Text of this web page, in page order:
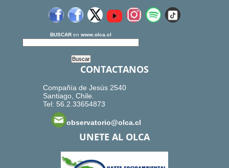
BUSCAR en www.olca.cl
CONTACTANOS
Compañía de Jesús 2540
Santiago, Chile.
Tel: 56.2.33654873
observatorio@olca.cl
UNETE AL OLCA